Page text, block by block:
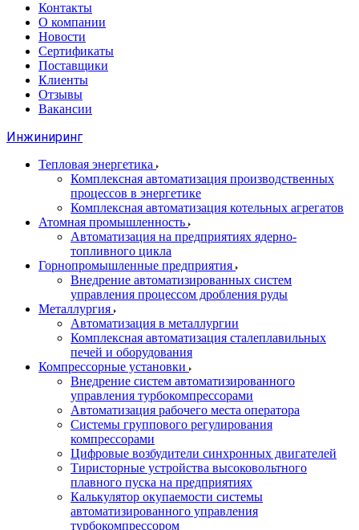
Контакты
О компании
Новости
Сертификаты
Поставщики
Клиенты
Отзывы
Вакансии
Инжиниринг
Тепловая энергетика
Комплексная автоматизация производственных
процессов в энергетике
Комплексная автоматизация котельных агрегатов
Атомная промышленность
Автоматизация на предприятиях ядерно-
топливного цикла
Горнопромышленные предприятия
Внедрение автоматизированных систем
управления процессом дробления руды
Металлургия
Автоматизация в металлургии
Комплексная автоматизация сталеплавильных
печей и оборудования
Компрессорные установки
Внедрение систем автоматизированного
управления турбокомпрессорами
Автоматизация рабочего места оператора
Системы группового регулирования
компрессорами
Цифровые возбудители синхронных двигателей
Тиристорные устройства высоковольтного
плавного пуска на предприятиях
Калькулятор окупаемости системы
автоматизированного управления
турбокомпрессором